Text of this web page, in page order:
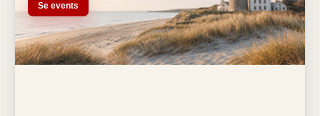
Se events